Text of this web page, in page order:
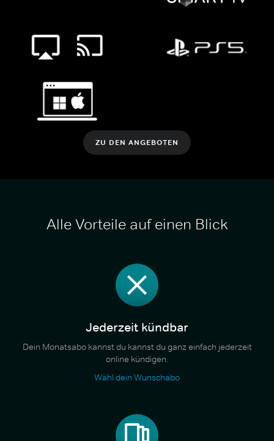
ZU DEN ANGEBOTEN
Alle Vorteile auf einen Blick
Jederzeit kündbar
Dein Monatsabo kannst du kannst du ganz einfach jederzeit
online kündigen.
Wähl dein Wunschabo